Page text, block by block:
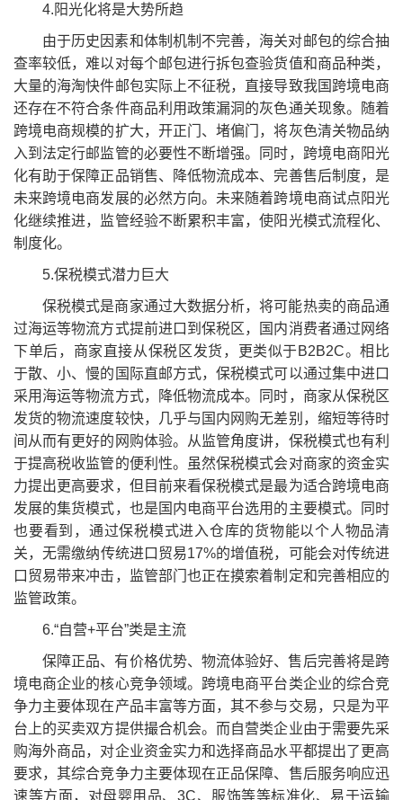
4.阳光化将是大势所趋
由于历史因素和体制机制不完善，海关对邮包的综合抽
查率较低，难以对每个邮包进行拆包查验货值和商品种类，
大量的海淘快件邮包实际上不征税，直接导致我国跨境电商
还存在不符合条件商品利用政策漏洞的灰色通关现象。随着
跨境电商规模的扩大，开正门、堵偏门，将灰色清关物品纳
入到法定行邮监管的必要性不断增强。同时，跨境电商阳光
化有助于保障正品销售、降低物流成本、完善售后制度，是
未来跨境电商发展的必然方向。未来随着跨境电商试点阳光
化继续推进，监管经验不断累积丰富，使阳光模式流程化、
制度化。
5.保税模式潜力巨大
保税模式是商家通过大数据分析，将可能热卖的商品通
过海运等物流方式提前进口到保税区，国内消费者通过网络
下单后，商家直接从保税区发货，更类似于B2B2C。相比
于散、小、慢的国际直邮方式，保税模式可以通过集中进口
采用海运等物流方式，降低物流成本。同时，商家从保税区
发货的物流速度较快，几乎与国内网购无差别，缩短等待时
间从而有更好的网购体验。从监管角度讲，保税模式也有利
于提高税收监管的便利性。虽然保税模式会对商家的资金实
力提出更高要求，但目前来看保税模式是最为适合跨境电商
发展的集货模式，也是国内电商平台选用的主要模式。同时
也要看到，通过保税模式进入仓库的货物能以个人物品清
关，无需缴纳传统进口贸易17%的增值税，可能会对传统进
口贸易带来冲击，监管部门也正在摸索着制定和完善相应的
监管政策。
6.“自营+平台”类是主流
保障正品、有价格优势、物流体验好、售后完善将是跨
境电商企业的核心竞争领域。跨境电商平台类企业的综合竞
争力主要体现在产品丰富等方面，其不参与交易，只是为平
台上的买卖双方提供撮合机会。而自营类企业由于需要先采
购海外商品，对企业资金实力和选择商品水平都提出了更高
要求，其综合竞争力主要体现在正品保障、售后服务响应迅
速等方面，对母婴用品、3C、服饰等等标准化、易于运输